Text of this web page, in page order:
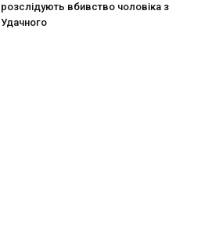
розслідують вбивство чоловіка з
Удачного